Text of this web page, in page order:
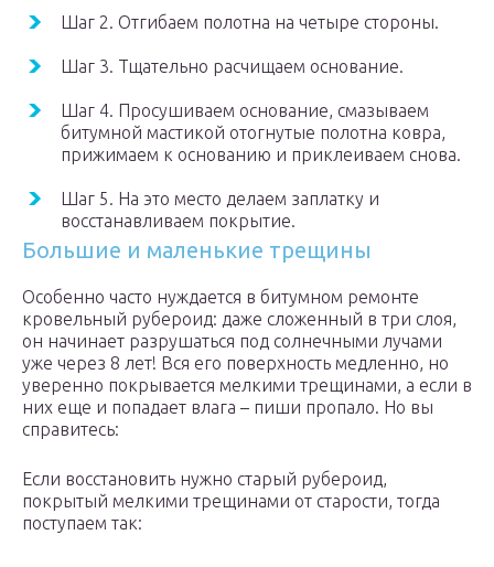
Шаг 2. Отгибаем полотна на четыре стороны.
Шаг 3. Тщательно расчищаем основание.
Шаг 4. Просушиваем основание, смазываем
битумной мастикой отогнутые полотна ковра,
прижимаем к основанию и приклеиваем снова.
Шаг 5. На это место делаем заплатку и
восстанавливаем покрытие.
Большие и маленькие трещины
Особенно часто нуждается в битумном ремонте
кровельный рубероид: даже сложенный в три слоя,
он начинает разрушаться под солнечными лучами
уже через 8 лет! Вся его поверхность медленно, но
уверенно покрывается мелкими трещинами, а если в
них еще и попадает влага – пиши пропало. Но вы
справитесь:
Если восстановить нужно старый рубероид,
покрытый мелкими трещинами от старости, тогда
поступаем так: